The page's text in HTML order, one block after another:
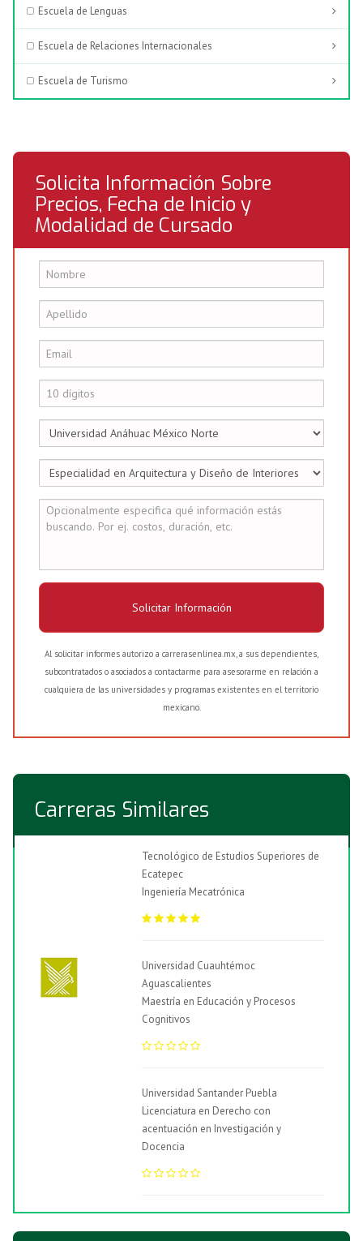
Escuela de Lenguas
Escuela de Relaciones Internacionales
Escuela de Turismo
Solicita Información Sobre
Precios, Fecha de Inicio y
Modalidad de Cursado
Solicitar Información
Al solicitar informes autorizo a carrerasenlinea.mx, a sus dependientes,
subcontratados o asociados a contactarme para asesorarme en relación a
cualquiera de las universidades y programas existentes en el territorio
mexicano.
Carreras Similares
Tecnológico de Estudios Superiores de
Ecatepec
Ingeniería Mecatrónica
Universidad Cuauhtémoc
Aguascalientes
Maestría en Educación y Procesos
Cognitivos
Universidad Santander Puebla
Licenciatura en Derecho con
acentuación en Investigación y
Docencia